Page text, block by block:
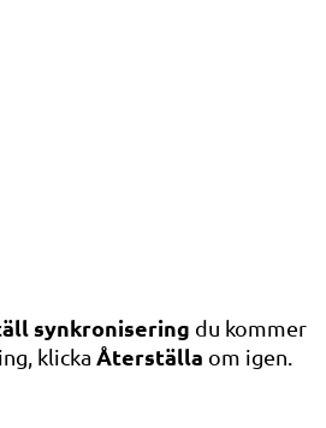
synkronisering du kommer
klicka Återställa om igen.